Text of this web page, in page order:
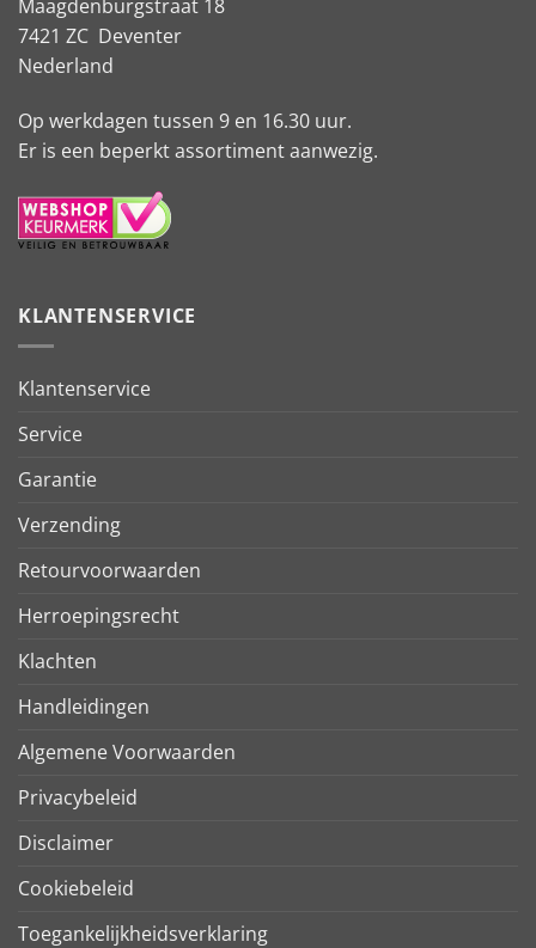
Maagdenburgstraat 18
7421 ZC Deventer
Nederland
Op werkdagen tussen 9 en 16.30 uur.
Er is een beperkt assortiment aanwezig.
KLANTENSERVICE
Klantenservice
Service
Garantie
Verzending
Retourvoorwaarden
Herroepingsrecht
Klachten
Handleidingen
Algemene Voorwaarden
Privacybeleid
Disclaimer
Cookiebeleid
Toegankelijkheidsverklaring